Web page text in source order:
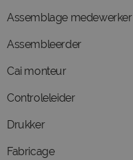
Assemblage medewerker
Assembleerder
Cai monteur
Controleleider
Drukker
Fabricage